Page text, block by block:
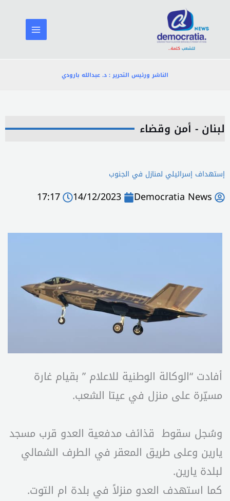
المحتوى
الناشر ورئيس التحرير : د. عبدالله بارودي
لبنان - أمن وقضاء
إستهداف إسرائيلي لمنازل في الجنوب
Democratia News
14/12/2023
17:17
أفادت “الوكالة الوطنية للاعلام ” بقيام غارة
مسيّرة على منزل في عيتا الشعب.
وسُجل سقوط قذائف مدفعية العدو قرب مسجد
يارين وعلى طريق المعقر في الطرف الشمالي
لبلدة يارين.
كما استهدف العدو منزلاً في بلدة ام التوت.